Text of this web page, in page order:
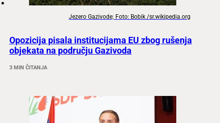
Jezero Gazivode; Foto: Bobik /sr.wikipedia.org
Opozicija pisala institucijama EU zbog rušenja
objekata na području Gazivoda
3 MIN ČITANJA